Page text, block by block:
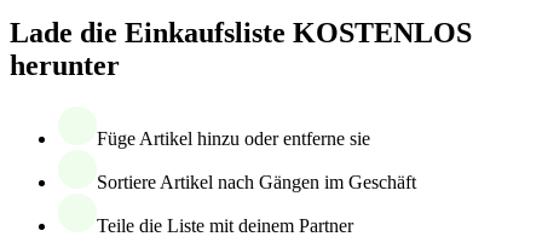
Lade die Einkaufsliste KOSTENLOS
herunter
Füge Artikel hinzu oder entferne sie
Sortiere Artikel nach Gängen im Geschäft
Teile die Liste mit deinem Partner